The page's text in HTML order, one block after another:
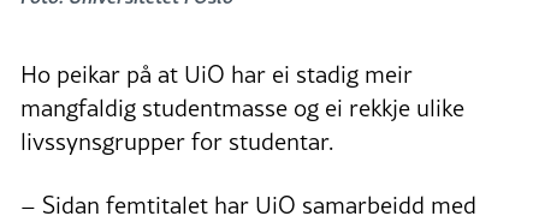
Ho peikar på at UiO har ei stadig meir
mangfaldig studentmasse og ei rekkje ulike
livssynsgrupper for studentar.
– Sidan femtitalet har UiO samarbeidd med